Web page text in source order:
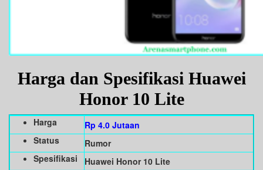
Harga dan Spesifikasi Huawei
Honor 10 Lite
Harga
Rp 4.0 Jutaan
Status
Rumor
Spesifikasi
Huawei Honor 10 Lite